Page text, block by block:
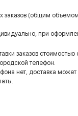
заказов (общим
при
заказов стоимостью
телефон.
нет, доставка